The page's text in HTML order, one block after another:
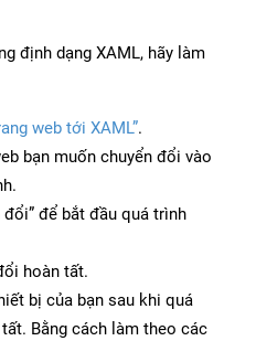
định dạng XAML, hãy làm
web tới XAML”.
bạn muốn chuyển đổi vào
đổi” để bắt đầu quá trình
hoàn tất.
bị của bạn sau khi quá
Bằng cách làm theo các